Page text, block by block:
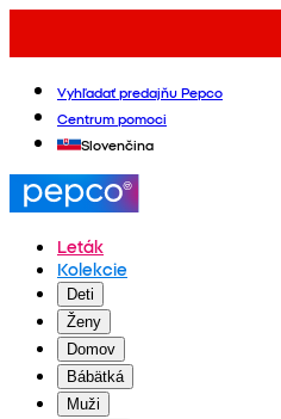
Vyhľadať predajňu Pepco
Centrum pomoci
Slovenčina
Leták
Kolekcie
Deti
Ženy
Domov
Bábätká
Muži